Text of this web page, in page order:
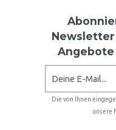
Die von Ihnen
unsere